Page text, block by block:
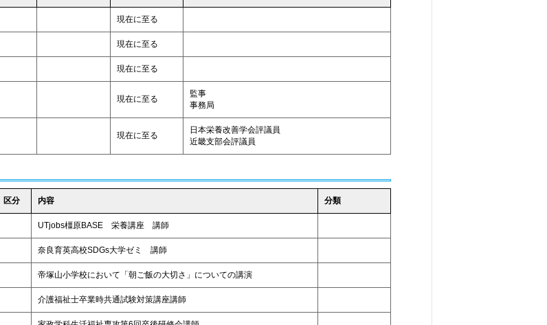
現在に至る
現在に至る
現在に至る
現在に至る
監事
事務局
現在に至る
日本栄養改善学会評議員
近畿支部会評議員
区分 内容 分類
UTjobs橿原BASE 栄養講座 講師
奈良育英高校SDGs大学ゼミ 講師
帝塚山小学校において「朝ご飯の大切さ」についての講演
介護福祉士卒業時共通試験対策講座講師